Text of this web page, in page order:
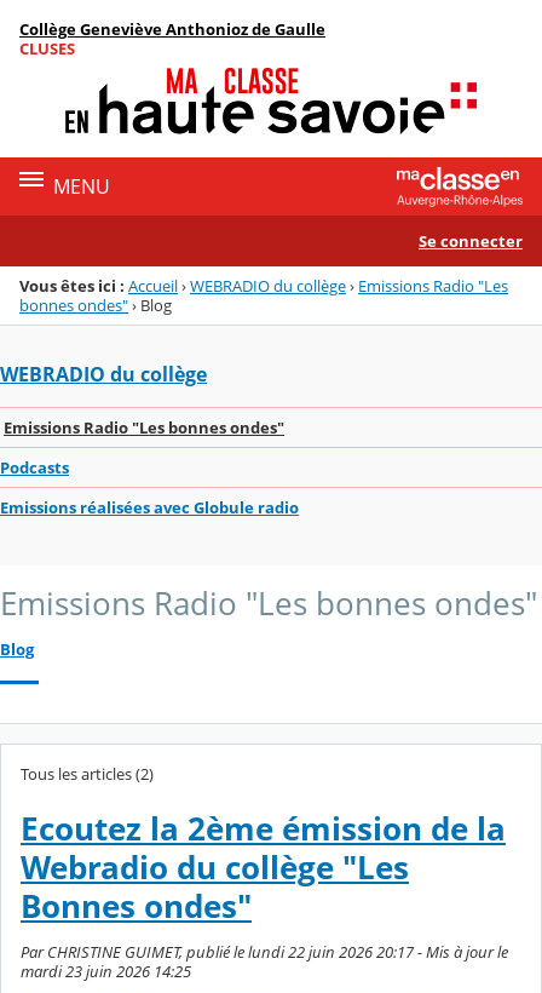
Menu de la rubrique
Contenu
Collège Geneviève Anthonioz de Gaulle
CLUSES
MENU
Se connecter
Vous êtes ici : Accueil›WEBRADIO du collège› Emissions Radio "Les
bonnes ondes"› Blog
WEBRADIO du collège
Emissions Radio "Les bonnes ondes"
Podcasts
Emissions réalisées avec Globule radio
Emissions Radio "Les bonnes ondes"
Blog
Tous les articles (2)
Ecoutez la 2ème émission de la
Webradio du collège "Les
Bonnes ondes"
Par CHRISTINE GUIMET, publié le lundi 22 juin 2026 20:17 - Mis à jour le
mardi 23 juin 2026 14:25